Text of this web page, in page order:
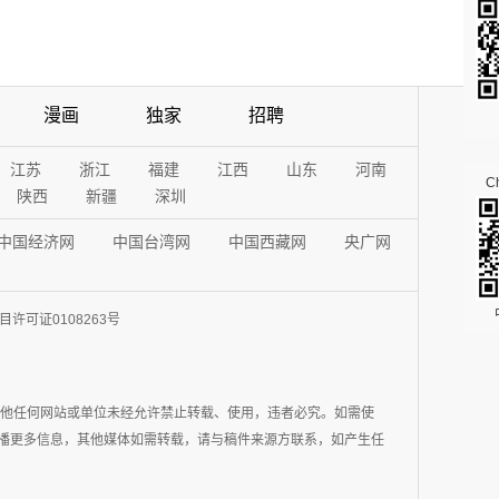
漫画 独家 招聘
江苏 浙江 福建 江西 山东
河南
陕西
新疆 深圳
国经济网 中国台湾网 中国西藏网 央广网
许可证0108263号
任何网站或单位未经允许禁止转载、使用，违者必究。如需使
多信息，其他媒体如需转载，请与稿件来源方联系，如产生任